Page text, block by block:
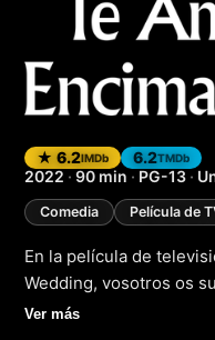
Plus
★ 6.2IMDb 6.2TMDb
2022 · 90 min · PG-13 ·
Comedia Película de
En la película de
Wedding, vosotros os
fascinante donde la
Ver más